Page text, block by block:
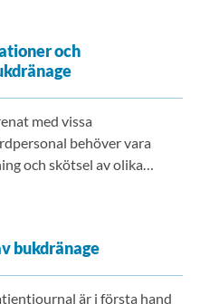
och
med vissa
behöver vara
och skötsel av olika
bukdränage
är i första hand